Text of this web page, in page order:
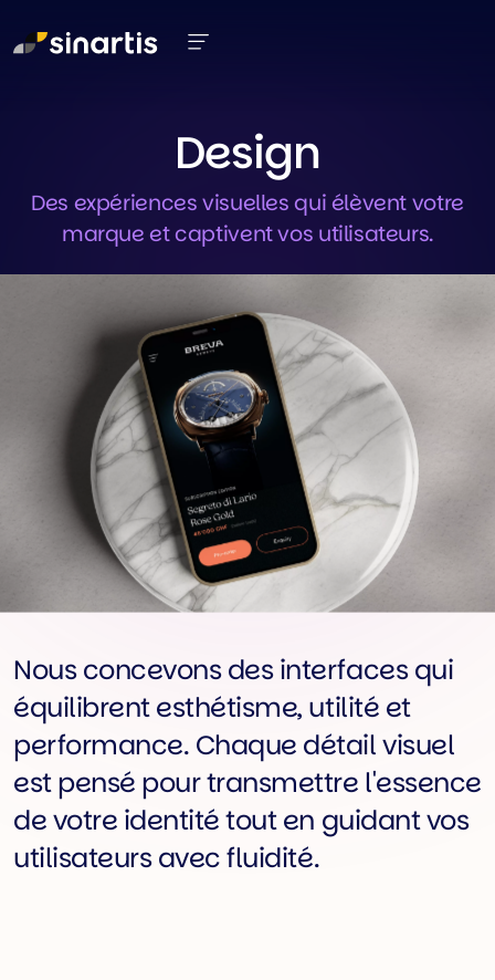
Design
Des expériences visuelles qui élèvent votre
marque et captivent vos utilisateurs.
Nous concevons des interfaces qui
équilibrent esthétisme, utilité et
performance. Chaque détail visuel
est pensé pour transmettre l'essence
de votre identité tout en guidant vos
utilisateurs avec fluidité.